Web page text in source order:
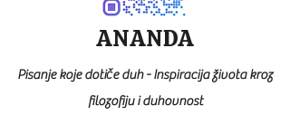
ANANDA
Pisanje koje dotiče duh - Inspiracija života kroz
filozofiju i duhovnost